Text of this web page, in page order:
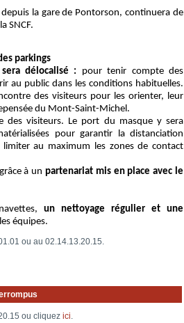
la gare de Pontorson, continuera de
SNCF.
parkings
délocalisé : pour tenir compte des
au public dans les conditions habituelles.
des visiteurs pour les orienter, leur
du Mont-Saint-Michel.
des visiteurs. Le port du masque y sera
pour garantir la distanciation
au maximum les zones de contact
à un partenariat mis en place avec le
un nettoyage régulier et une
équipes.
ou au 02.14.13.20.15.
ou cliquez ici.